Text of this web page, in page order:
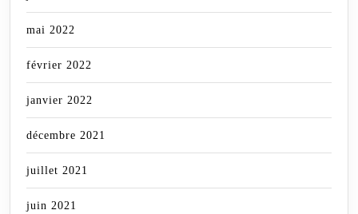
mai 2022
février 2022
janvier 2022
décembre 2021
juillet 2021
juin 2021